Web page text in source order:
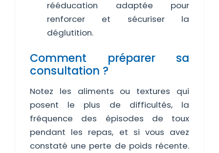
rééducation adaptée pour
renforcer et sécuriser la
déglutition.
Comment préparer sa
consultation ?
Notez les aliments ou textures qui
posent le plus de difficultés, la
fréquence des épisodes de toux
pendant les repas, et si vous avez
constaté une perte de poids récente.